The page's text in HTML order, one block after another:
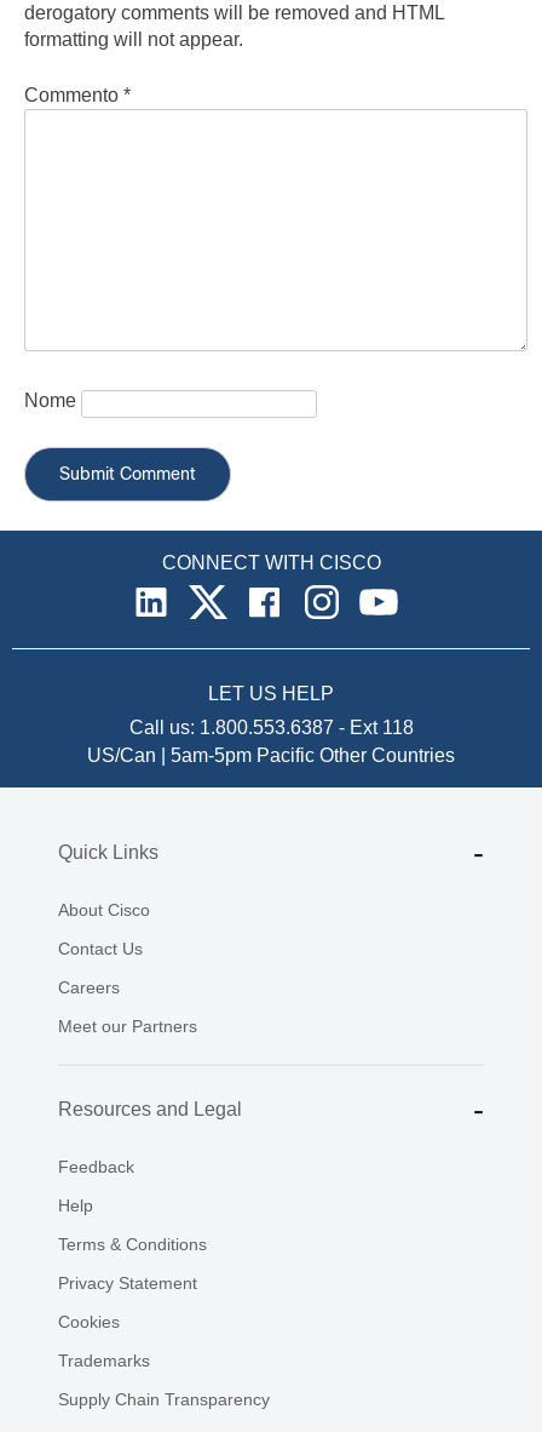
derogatory comments will be removed and HTML
formatting will not appear.
Commento *
Nome
CONNECT WITH CISCO
LET US HELP
Call us: 1.800.553.6387 - Ext 118
US/Can | 5am-5pm Pacific Other Countries